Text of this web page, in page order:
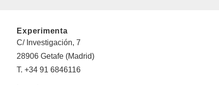
Experimenta
C/ Investigación, 7
28906 Getafe (Madrid)
T. +34 91 6846116